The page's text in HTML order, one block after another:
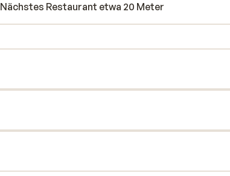
Nächstes Restaurant etwa 20 Meter